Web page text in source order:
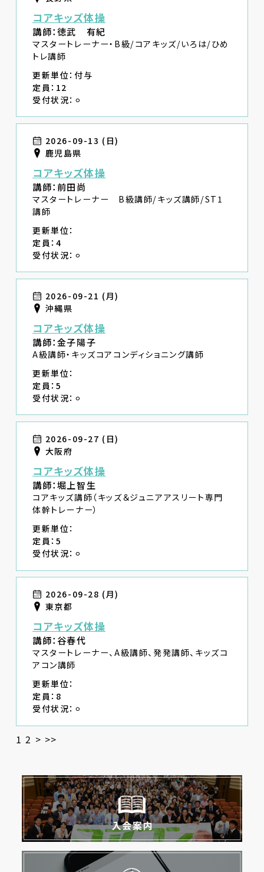
コアキッズ体操
講師：徳武 有紀
マスタートレーナー・B級/コアキッズ/いろは/ひめ
トレ講師
更新単位：付与
定員：12
受付状況：⚪︎
2026-09-13 (日)
鹿児島県
コアキッズ体操
講師：前田尚
マスタートレーナー B級講師/キッズ講師/ST1
講師
更新単位：
定員：4
受付状況：⚪︎
2026-09-21 (月)
沖縄県
コアキッズ体操
講師：金子陽子
A級講師・キッズコアコンディショニング講師
更新単位：
定員：5
受付状況：⚪︎
2026-09-27 (日)
大阪府
コアキッズ体操
講師：堀上智生
コアキッズ講師（キッズ＆ジュニアアスリート専門
体幹トレーナー）
更新単位：
定員：5
受付状況：⚪︎
2026-09-28 (月)
東京都
コアキッズ体操
講師：谷春代
マスタートレーナー、A級講師、発発講師、キッズコ
アコン講師
更新単位：
定員：8
受付状況：⚪︎
1 2 > >>